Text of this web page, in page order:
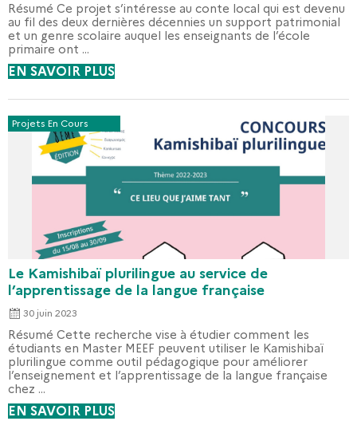
Résumé Ce projet s’intéresse au conte local qui est devenu
au fil des deux dernières décennies un support patrimonial
et un genre scolaire auquel les enseignants de l’école
primaire ont ...
EN SAVOIR PLUS
Projets En Cours
Le Kamishibaï plurilingue au service de
l’apprentissage de la langue française
30 juin 2023
Résumé Cette recherche vise à étudier comment les
étudiants en Master MEEF peuvent utiliser le Kamishibaï
plurilingue comme outil pédagogique pour améliorer
l’enseignement et l’apprentissage de la langue française
chez ...
EN SAVOIR PLUS